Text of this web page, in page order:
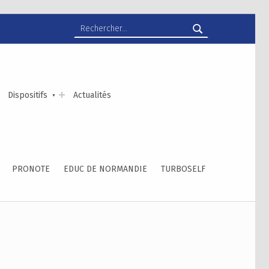
Dispositifs Actualités
PRONOTE EDUC DE NORMANDIE TURBOSELF
Rechercher :